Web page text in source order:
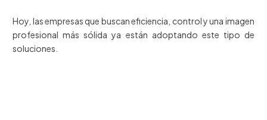
Hoy, las empresas que buscan eficiencia, control y una imagen
profesional más sólida ya están adoptando este tipo de
soluciones.